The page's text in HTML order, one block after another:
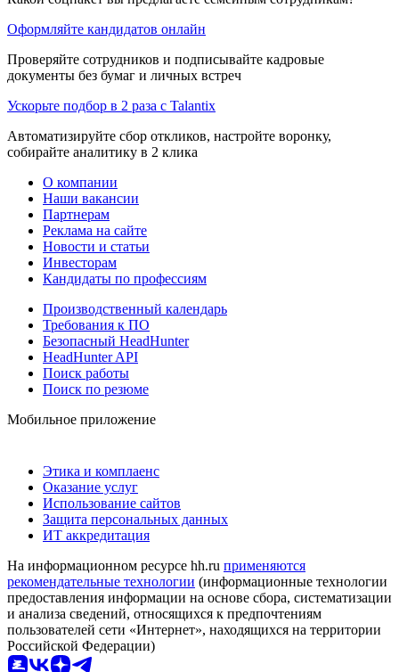
Оформляйте кандидатов онлайн
Проверяйте сотрудников и подписывайте кадровые
документы без бумаг и личных встреч
Ускорьте подбор в 2 раза с Talantix
Автоматизируйте сбор откликов, настройте воронку,
собирайте аналитику в 2 клика
О компании
Наши вакансии
Партнерам
Реклама на сайте
Новости и статьи
Инвесторам
Кандидаты по профессиям
Производственный календарь
Требования к ПО
Безопасный HeadHunter
HeadHunter API
Поиск работы
Поиск по резюме
Мобильное приложение
Этика и комплаенс
Оказание услуг
Использование сайтов
Защита персональных данных
ИТ аккредитация
На информационном ресурсе hh.ru применяются
рекомендательные технологии (информационные технологии
предоставления информации на основе сбора, систематизации
и анализа сведений, относящихся к предпочтениям
пользователей сети «Интернет», находящихся на территории
Российской Федерации)